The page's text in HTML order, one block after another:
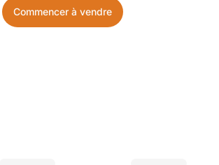
Commencer à vendre